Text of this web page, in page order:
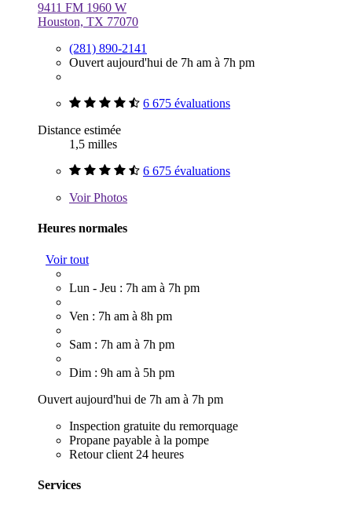
9411 FM 1960 W
Houston, TX 77070
(281) 890-2141
Ouvert aujourd'hui de 7h am à 7h pm
6 675 évaluations
Distance estimée
1,5 milles
6 675 évaluations
VoirPhotos
Heures normales
Voir tout
Lun - Jeu : 7h am à 7h pm
Ven : 7h am à 8h pm
Sam : 7h am à 7h pm
Dim : 9h am à 5h pm
Ouvert aujourd'hui de 7h am à 7h pm
Inspection gratuite du remorquage
Propane payable à la pompe
Retour client 24 heures
Services